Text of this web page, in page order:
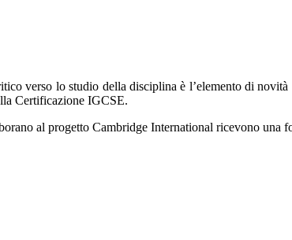
verso lo studio della disciplina è l’elemento di
Certificazione IGCSE.
al progetto Cambridge International ricevono una